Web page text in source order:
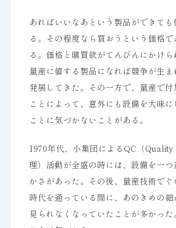
あればいいなあという製品ができて
る。その程度なら買おうという価格
る。価格と購買欲がてんびんにかけら
量産に値する製品になれば競争が生
発展してきた。その一方で、量産で
ことによって、意外にも設備を大味
ことに気づかないことがある。
1970年代、小集団によるQC（
理）活動が全盛の時には、設備を一
かさがあった。その後、量産技術で
時代を通っている間に、あのきめの
見られなくなっていたことが多かっ